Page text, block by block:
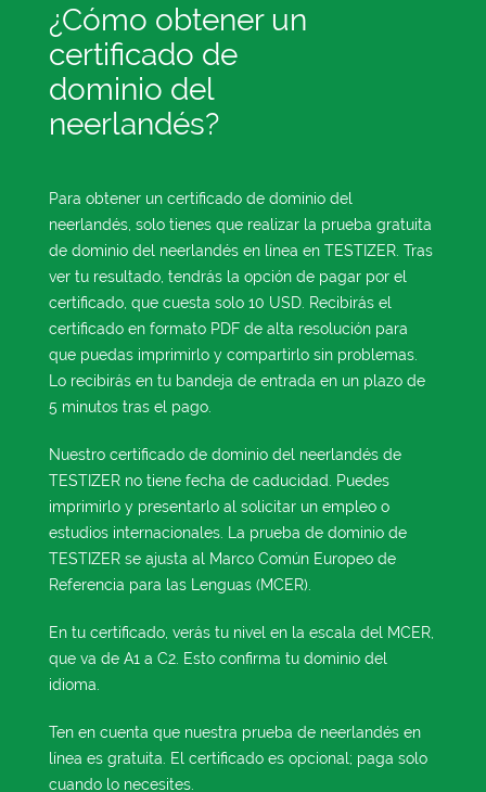
¿Cómo obtener un
certificado de
dominio del
neerlandés?
Para obtener un certificado de dominio del
neerlandés, solo tienes que realizar la prueba gratuita
de dominio del neerlandés en línea en TESTIZER. Tras
ver tu resultado, tendrás la opción de pagar por el
certificado, que cuesta solo 10 USD. Recibirás el
certificado en formato PDF de alta resolución para
que puedas imprimirlo y compartirlo sin problemas.
Lo recibirás en tu bandeja de entrada en un plazo de
5 minutos tras el pago.
Nuestro certificado de dominio del neerlandés de
TESTIZER no tiene fecha de caducidad. Puedes
imprimirlo y presentarlo al solicitar un empleo o
estudios internacionales. La prueba de dominio de
TESTIZER se ajusta al Marco Común Europeo de
Referencia para las Lenguas (MCER).
En tu certificado, verás tu nivel en la escala del MCER,
que va de A1 a C2. Esto confirma tu dominio del
idioma.
Ten en cuenta que nuestra prueba de neerlandés en
línea es gratuita. El certificado es opcional; paga solo
cuando lo necesites.